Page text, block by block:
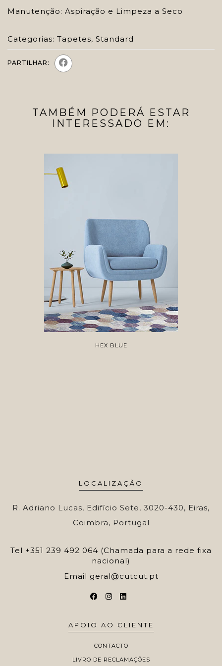
Manutenção: Aspiração e Limpeza a Seco
Categorias: Tapetes, Standard
PARTILHAR:
TAMBÉM PODERÁ ESTAR
INTERESSADO EM:
HEX BLUE
LOCALIZAÇÃO
R. Adriano Lucas, Edifício Sete, 3020-430, Eiras,
Coimbra, Portugal
Tel +351 239 492 064 (Chamada para a rede fixa
nacional)
Email geral@cutcut.pt
APOIO AO CLIENTE
CONTACTO
LIVRO DE RECLAMAÇÕES